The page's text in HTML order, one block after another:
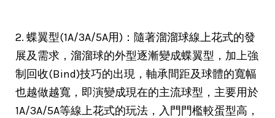
2. 蝶翼型(1A/3A/5A用)：隨著溜溜球線上花式的發
展及需求，溜溜球的外型逐漸變成蝶翼型，加上強
制回收(Bind)技巧的出現，軸承間距及球體的寬幅
也越做越寬，即演變成現在的主流球型，主要用於
1A/3A/5A等線上花式的玩法，入門門檻較蛋型高，